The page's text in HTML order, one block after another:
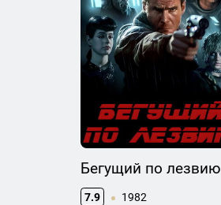
Бегущий по лезвию
7.9 1982